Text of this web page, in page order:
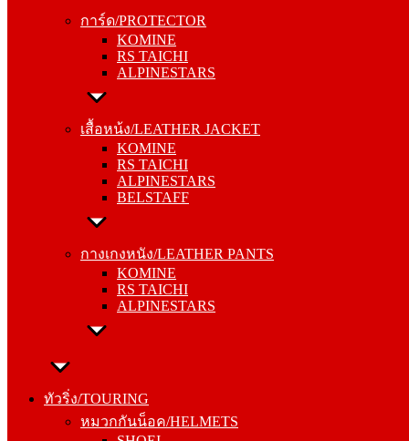
การ์ด/PROTECTOR
KOMINE
RS TAICHI
ALPINESTARS
เสื้อหน้ง/LEATHER JACKET
KOMINE
RS TAICHI
ALPINESTARS
BELSTAFF
กางเกงหนัง/LEATHER PANTS
KOMINE
RS TAICHI
ALPINESTARS
ทัวริ่ง/TOURING
หมวกกันน็อค/HELMETS
RS TAICHI
ALPINESTARS
เสื้อหน้ง/LEATHER JACKET
RS TAICHI
ALPINESTARS
BELSTAFF
กางเกงหนัง/LEATHER PANTS
RS TAICHI
ALPINESTARS
ทัวริ่ง/TOURING
SHOEI
ONEAL